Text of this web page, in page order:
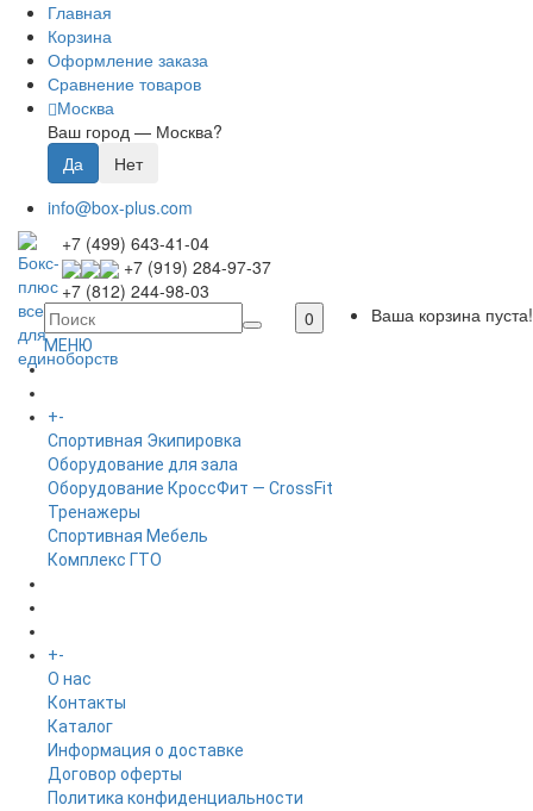
Главная
Корзина
Оформление заказа
Сравнение товаров
Москва
Ваш город — Москва?
info@box-plus.com
+7 (499) 643-41-04
+7 (919) 284-97-37
+7 (812) 244-98-03
0
Ваша корзина пуста!
МЕНЮ
ГЛАВНАЯ
+-
Спортивная Экипировка
Оборудование для зала
Оборудование КроссФит — CrossFit
Тренажеры
Спортивная Мебель
Комплекс ГТО
+-
O нас
Контакты
Каталог
Информация о доставке
Договор оферты
Политика конфиденциальности